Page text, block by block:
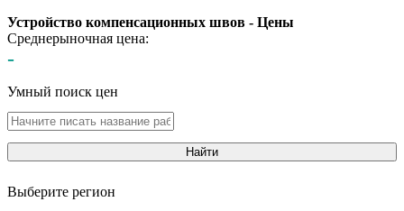
Устройство компенсационных швов - Цены
Среднерыночная цена:
-
Умный поиск цен
Найти
Выберите регион